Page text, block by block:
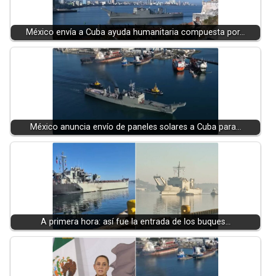
México envía a Cuba ayuda humanitaria compuesta por…
México anuncia envío de paneles solares a Cuba para…
A primera hora: así fue la entrada de los buques…